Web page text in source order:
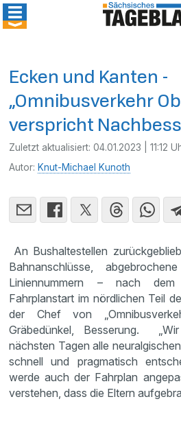
Ecken und Kanten -
„Omnibusverkehr
verspricht
Zuletzt aktualisiert:04.01.2023 | 11:12
Autor: Knut-Michael Kunoth
An Bushaltestellen
Bahnanschlüsse,
Liniennummern – nach
Fahrplanstart im nördlichen Teil
der Chef von
Gräbedünkel, Besserung.
nächsten Tagen alle
schnell und pragmatisch
werde auch der Fahrplan
verstehen, dass die Eltern